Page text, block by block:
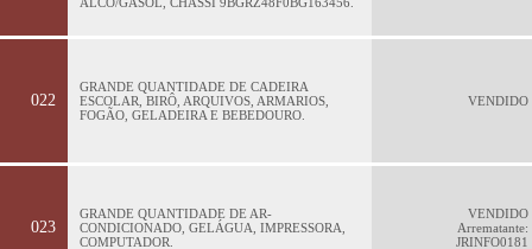
022
GRANDE QUANTIDADE DE CADEIRA
ESCOLAR, BIRÔ, ARQUIVOS, ARMARIOS,
FOGÃO, GELADEIRA E BEBEDOURO.
VENDIDO
023
GRANDE QUANTIDADE DE AR-
CONDICIONADO, GELÁGUA, IMPRESSORA,
COMPUTADOR.
VENDIDO
Arrematante:
JRINFO0181